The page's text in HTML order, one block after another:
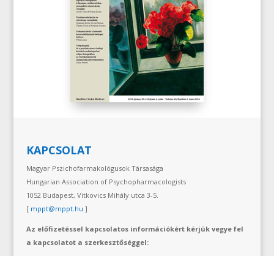
KAPCSOLAT
Magyar Pszichofarmakológusok Társasága
Hungarian Association of Psychopharmacologists
1052 Budapest, Vitkovics Mihály utca 3-5.
[ mppt@mppt.hu ]
Az előfizetéssel kapcsolatos információkért kérjük vegye fel
a kapcsolatot a szerkesztőséggel: